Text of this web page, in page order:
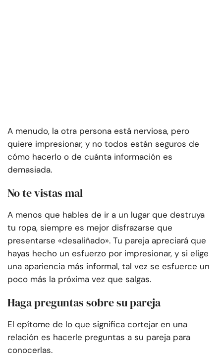
A menudo, la otra persona está nerviosa, pero
quiere impresionar, y no todos están seguros de
cómo hacerlo o de cuánta información es
demasiada.
No te vistas mal
A menos que hables de ir a un lugar que destruya
tu ropa, siempre es mejor disfrazarse que
presentarse «desaliñado». Tu pareja apreciará que
hayas hecho un esfuerzo por impresionar, y si elige
una apariencia más informal, tal vez se esfuerce un
poco más la próxima vez que salgas.
Haga preguntas sobre su pareja
El epítome de lo que significa cortejar en una
relación es hacerle preguntas a su pareja para
conocerlas.